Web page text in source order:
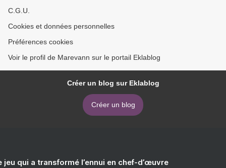
C.G.U.
Cookies et données personnelles
Préférences cookies
Voir le profil de Marevann sur le portail Eklablog
Créer un blog sur Eklablog
Créer un blog
jeu qui a transformé l’ennui en chef-d’œuvre